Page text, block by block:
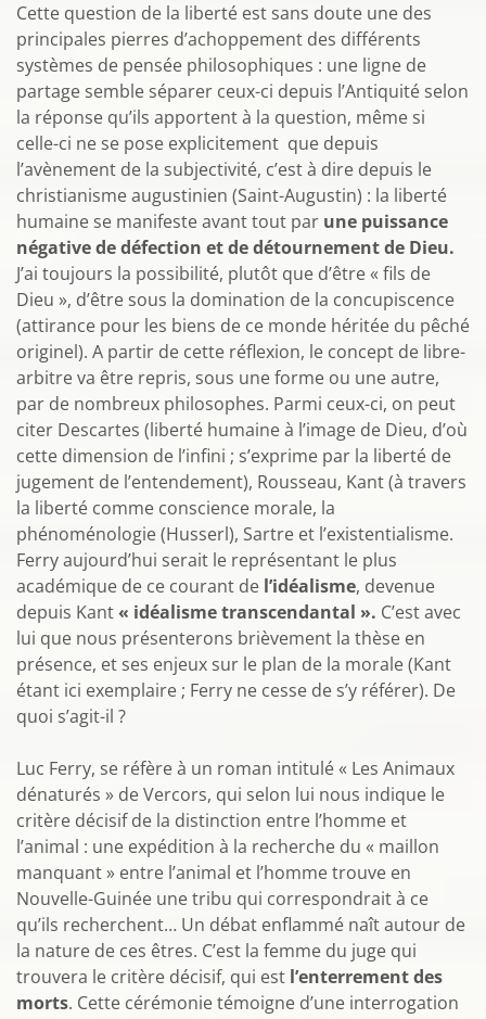
Cette question de la liberté est sans doute une des
principales pierres d’achoppement des différents
systèmes de pensée philosophiques : une ligne de
partage semble séparer ceux-ci depuis l’Antiquité selon
la réponse qu’ils apportent à la question, même si
celle-ci ne se pose explicitement que depuis
l’avènement de la subjectivité, c’est à dire depuis le
christianisme augustinien (Saint-Augustin) : la liberté
humaine se manifeste avant tout par une puissance
négative de défection et de détournement de Dieu.
J’ai toujours la possibilité, plutôt que d’être « fils de
Dieu », d’être sous la domination de la concupiscence
(attirance pour les biens de ce monde héritée du pêché
originel). A partir de cette réflexion, le concept de libre-
arbitre va être repris, sous une forme ou une autre,
par de nombreux philosophes. Parmi ceux-ci, on peut
citer Descartes (liberté humaine à l’image de Dieu, d’où
cette dimension de l’infini ; s’exprime par la liberté de
jugement de l’entendement), Rousseau, Kant (à travers
la liberté comme conscience morale, la
phénoménologie (Husserl), Sartre et l’existentialisme.
Ferry aujourd’hui serait le représentant le plus
académique de ce courant de l’idéalisme, devenue
depuis Kant« idéalisme transcendantal ». C’est avec
lui que nous présenterons brièvement la thèse en
présence, et ses enjeux sur le plan de la morale (Kant
étant ici exemplaire ; Ferry ne cesse de s’y référer). De
quoi s’agit-il ?
Luc Ferry, se réfère à un roman intitulé « Les Animaux
dénaturés » de Vercors, qui selon lui nous indique le
critère décisif de la distinction entre l’homme et
l’animal : une expédition à la recherche du « maillon
manquant » entre l’animal et l’homme trouve en
Nouvelle-Guinée une tribu qui correspondrait à ce
qu’ils recherchent… Un débat enflammé naît autour de
la nature de ces êtres. C’est la femme du juge qui
trouvera le critère décisif, qui est l’enterrement des
morts. Cette cérémonie témoigne d’une interrogation